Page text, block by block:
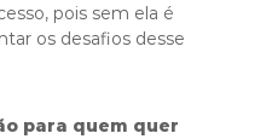
pois sem ela é
os desafios desse
para quem quer